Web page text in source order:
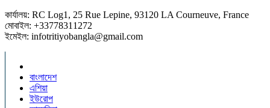
কার্যালয়: RC Log1, 25 Rue Lepine, 93120 LA Courneuve, France
মোবাইল: +33778311272
ইমেইল: infotritiyobangla@gmail.com
বাংলাদেশ
এশিয়া
ইউরোপ